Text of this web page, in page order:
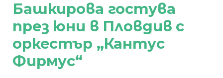
Башкирова гостува
през юни в Пловдив с
оркестър „Кантус
Фирмус“